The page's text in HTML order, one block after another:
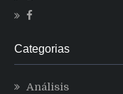
Categorias
Análisis